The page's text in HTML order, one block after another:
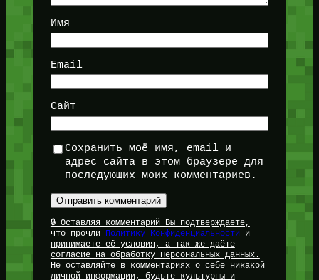
Имя
Email
Сайт
Сохранить моё имя, email и
адрес сайта в этом браузере для
последующих моих комментариев.
🔒 Оставляя комментарий Вы подтверждаете,
что прочли Политику Конфиденциальностии
принимаете её условия, а так же даёте
согласие на обработку Персональных Данных.
Не оставляйте в комментариях о себе никакой
личной информации, будьте культурны и